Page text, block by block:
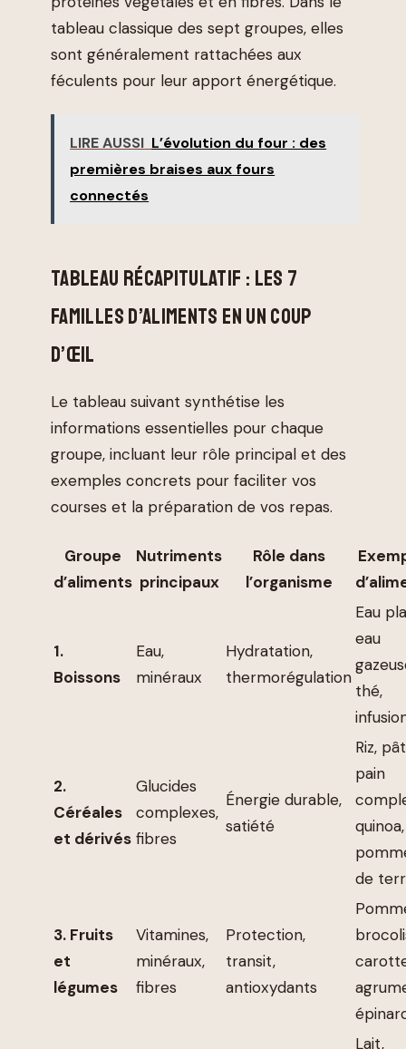
tableau classique des sept groupes, elles
sont généralement rattachées aux
féculents pour leur apport énergétique.
LIRE AUSSI L’évolution du four : des
premières braises aux fours
connectés
TABLEAU RÉCAPITULATIF : LES 7
FAMILLES D’ALIMENTS EN UN COUP
D’ŒIL
Le tableau suivant synthétise les
informations essentielles pour chaque
groupe, incluant leur rôle principal et des
exemples concrets pour faciliter vos
courses et la préparation de vos repas.
Groupe
d’aliments
Nutriments
principaux
Rôle dans
l’organisme
1.
Boissons
Eau,
minéraux
Hydratation,
thermorégulation
Eau
eau
thé,
2.
Céréales
et dérivés
Glucides
complexes,
fibres
Énergie durable,
satiété
Riz,
pain
quinoa,
de
3. Fruits
et
légumes
Vitamines,
minéraux,
fibres
Protection,
transit,
antioxydants
Lait,